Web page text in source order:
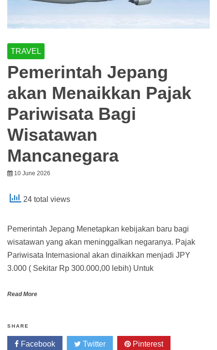
TRAVEL
Pemerintah Jepang
akan Menaikkan Pajak
Pariwisata Bagi
Wisatawan
Mancanegara
10 June 2026
24 total views
Pemerintah Jepang Menetapkan kebijakan baru bagi
wisatawan yang akan meninggalkan negaranya. Pajak
Pariwisata Internasional akan dinaikkan menjadi JPY
3.000 ( Sekitar Rp 300.000,00 lebih) Untuk
Read More
SHARE
Facebook Twitter Pinterest